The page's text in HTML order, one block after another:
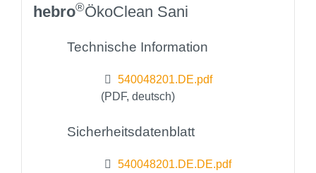
hebro®ÖkoClean Sani
Technische Information
540048201.DE.pdf
(PDF, deutsch)
Sicherheitsdatenblatt
540048201.DE.DE.pdf